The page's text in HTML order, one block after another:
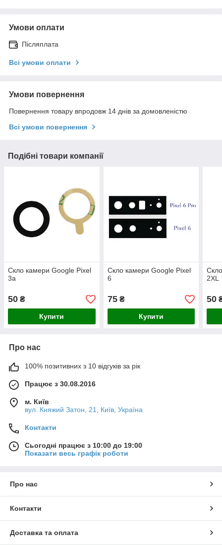
Умови оплати
Післяплата
Всі умови оплати
Умови повернення
Повернення товару впродовж 14 днів за домовленістю
Всі умови повернення
Подібні товари компанії
Скло камери Google Pixel
3a
50 ₴
Купити
Скло камери Google Pixel
6
75₴
Купити
2XL
50
Про нас
100% позитивних з 10 відгуків за рік
Працює з 30.08.2016
м. Київ
вул. Княжий Затон, 21, Київ, Україна
Контакти
Сьогодні працює з 10:00 до 19:00
Показати весь графік роботи
Про нас
Контакти
Доставка та оплата